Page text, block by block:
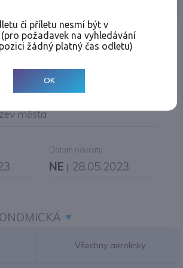
města
Datum návratu
NE | 28.05.2023
Všechny aerolinky
či příletu nesmí být v
požadavek na vyhledávání
žádný platný čas odletu)
OK